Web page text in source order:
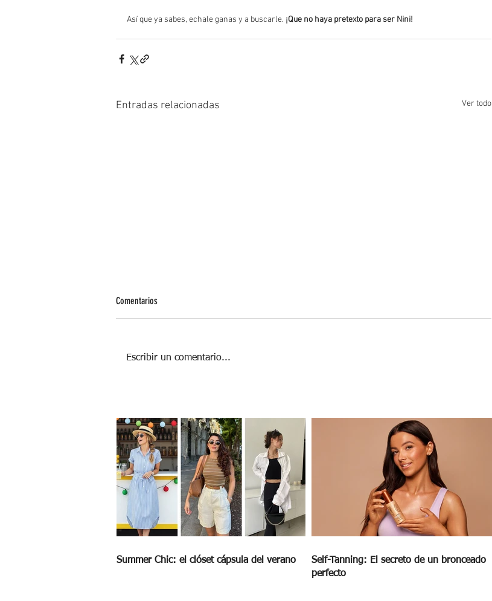
Así que ya sabes, echale ganas y a buscarle. ¡Que no haya pretexto para ser Nini!
Entradas relacionadas Ver todo
Comentarios
Escribir un comentario...
Summer Chic: el clóset cápsula del verano
Self-Tanning: El secreto de un bronceado
perfecto